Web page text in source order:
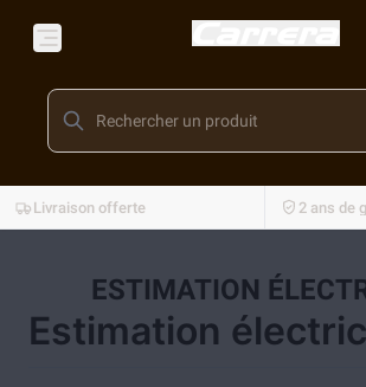
Livraison offerte 2 ans de
ESTIMATION
Estimation